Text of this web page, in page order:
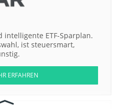
ETF-Sparplan.
ist steuersmart,
ERFAHREN